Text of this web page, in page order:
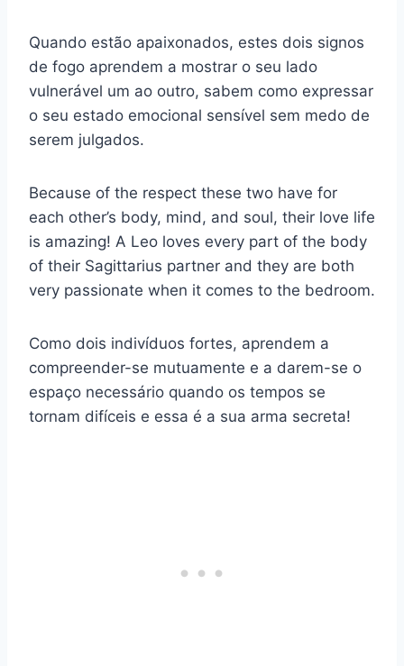
Quando estão apaixonados, estes dois signos
de fogo aprendem a mostrar o seu lado
vulnerável um ao outro, sabem como expressar
o seu estado emocional sensível sem medo de
serem julgados.
Because of the respect these two have for
each other’s body, mind, and soul, their love life
is amazing! A Leo loves every part of the body
of their Sagittarius partner and they are both
very passionate when it comes to the bedroom.
Como dois indivíduos fortes, aprendem a
compreender-se mutuamente e a darem-se o
espaço necessário quando os tempos se
tornam difíceis e essa é a sua arma secreta!